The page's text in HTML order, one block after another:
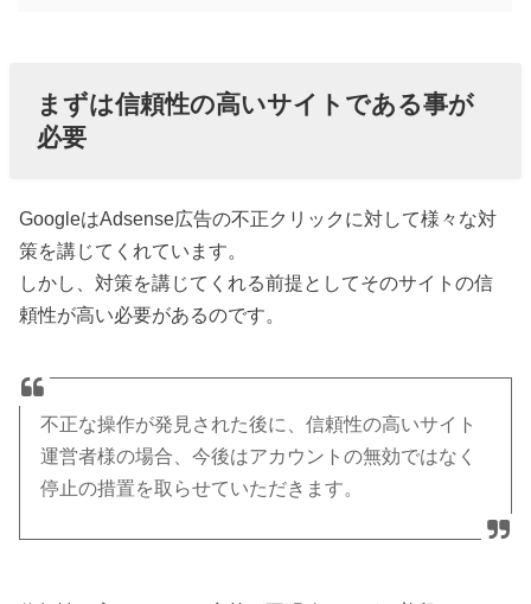
まずは信頼性の高いサイトである事が
必要
GoogleはAdsense広告の不正クリックに対して様々な対
策を講じてくれています。
しかし、対策を講じてくれる前提としてそのサイトの信
頼性が高い必要があるのです。
不正な操作が発見された後に、信頼性の高いサイト
運営者様の場合、今後はアカウントの無効ではなく
停止の措置を取らせていただきます。